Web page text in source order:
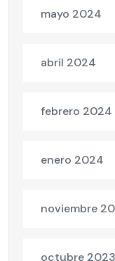
mayo 2024
abril 2024
febrero 2024
enero 2024
noviembre
octubre 2023